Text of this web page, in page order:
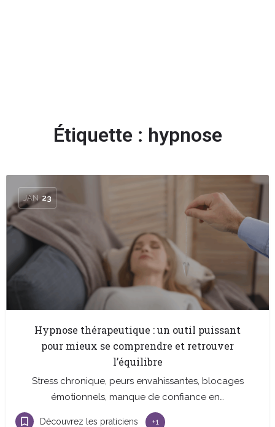
Étiquette : hypnose
JAN 23
Hypnose thérapeutique : un outil puissant
pour mieux se comprendre et retrouver
l’équilibre
Stress chronique, peurs envahissantes, blocages
émotionnels, manque de confiance en…
Découvrez les praticiens +1